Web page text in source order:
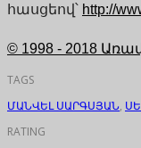
հասցեով՝ http://
© 1998 - 2018
TAGS
ՄԱՆՎԵԼ ՍԱՐԳՍՅԱՆ,
RATING